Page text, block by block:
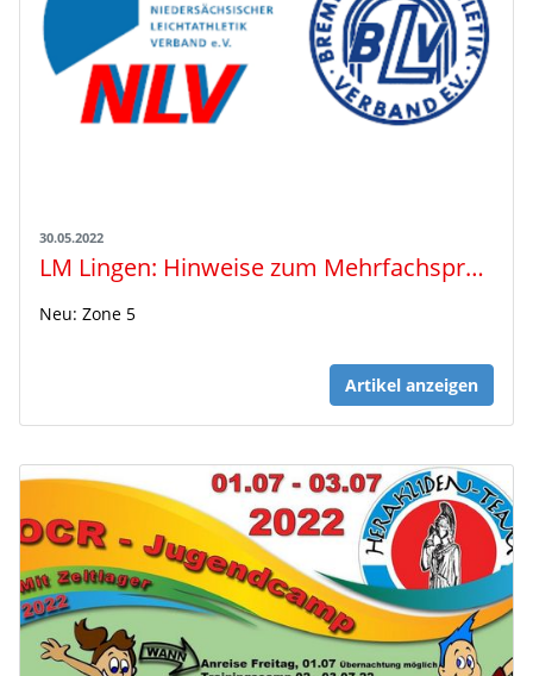
30.05.2022
LM Lingen: Hinweise zum Mehrfachsprung MW14
Neu: Zone 5
Artikel anzeigen